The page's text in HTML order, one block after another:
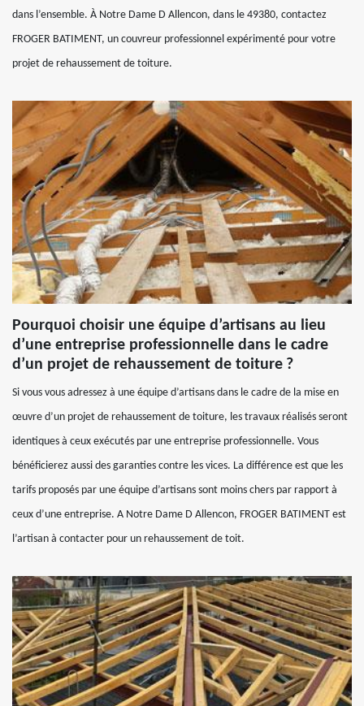
dans l’ensemble. À Notre Dame D Allencon, dans le 49380, contactez
FROGER BATIMENT, un couvreur professionnel expérimenté pour votre
projet de rehaussement de toiture.
Pourquoi choisir une équipe d’artisans au lieu
d’une entreprise professionnelle dans le cadre
d’un projet de rehaussement de toiture ?
Si vous vous adressez à une équipe d’artisans dans le cadre de la mise en
œuvre d’un projet de rehaussement de toiture, les travaux réalisés seront
identiques à ceux exécutés par une entreprise professionnelle. Vous
bénéficierez aussi des garanties contre les vices. La différence est que les
tarifs proposés par une équipe d’artisans sont moins chers par rapport à
ceux d’une entreprise. A Notre Dame D Allencon, FROGER BATIMENT est
l’artisan à contacter pour un rehaussement de toit.